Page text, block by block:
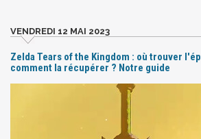
VENDREDI 12 MAI 2023
Zelda Tears of the Kingdom : où trouver
comment la récupérer ? Notre guide